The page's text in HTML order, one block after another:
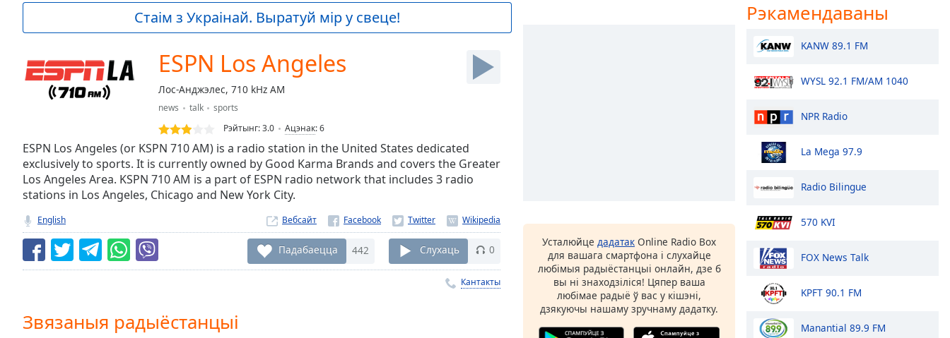
Current
Loaded:
0.00%
Seek to
currently
behind
Remaining
Time-
Chapters
Стаім з Украінай. Выратуй мір у свеце!
ESPN Los Angeles
Лос-Анджэлес, 710 kHz AM
news talk
sports
Рэйтынг:3.0 Ацэнак:6
ESPN Los Angeles (or KSPN 710 AM) is a radio station in the United States dedicated
exclusively to sports. It is currently owned by Good Karma Brands and covers the Greater
Los Angeles Area. KSPN 710 AM is a part of ESPN radio network that includes 3 radio
stations in Los Angeles, Chicago and New York City.
English Вебсайт
Падабаецца 442 Слухаць 0
Кантакты
Звязаныя радыёстанцыі
Усталюйце дадатак Online Radio Box
для вашага смартфона і слухайце
любімыя радыёстанцыі онлайн, дзе б
вы ні знаходзіліся! Цяпер ваша
любімае радыё ў вас у кішэні,
дзякуючы нашаму зручнаму дадатку.
Рэкамендаваны
KANW 89.1 FM
WYSL 92.1 FM/AM 1040
NPR Radio
La Mega 97.9
Radio Bilingue
570 KVI
FOX News Talk
KPFT 90.1 FM
Manantial 89.9 FM